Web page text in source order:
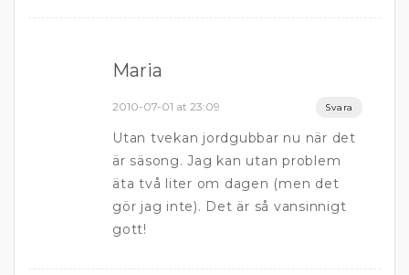
Maria
2010-07-01 at 23:09 Svara
Utan tvekan jordgubbar nu när det
är säsong. Jag kan utan problem
äta två liter om dagen (men det
gör jag inte). Det är så vansinnigt
gott!